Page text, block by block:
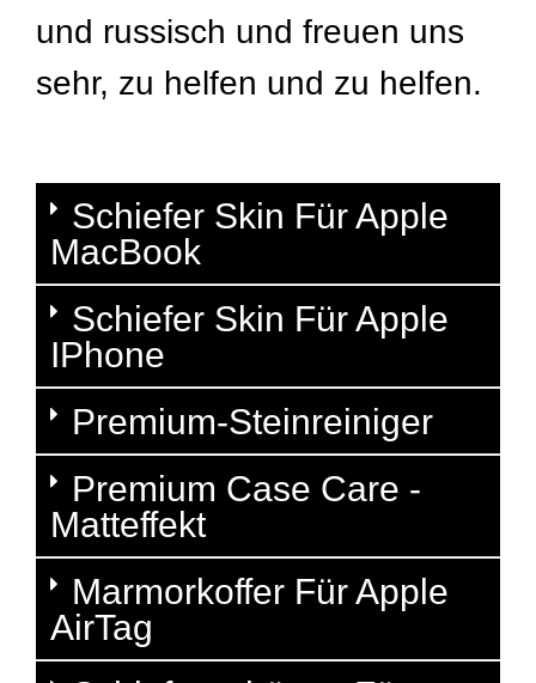
und russisch und freuen uns
sehr, zu helfen und zu helfen.
Schiefer Skin Für Apple
MacBook
Schiefer Skin Für Apple
IPhone
Premium-Steinreiniger
Premium Case Care -
Matteffekt
Marmorkoffer Für Apple
AirTag